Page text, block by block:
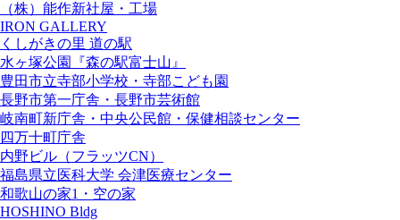
（株）能作新社屋・工場
IRON GALLERY
くしがきの里 道の駅
水ヶ塚公園『森の駅富士山』
豊田市立寺部小学校・寺部こども園
長野市第一庁舎・長野市芸術館
岐南町新庁舎・中央公⺠館・保健相談センター
四万十町庁舎
内野ビル（フラッツCN）
福島県立医科大学 会津医療センター
和歌山の家1・空の家
HOSHINO Bldg